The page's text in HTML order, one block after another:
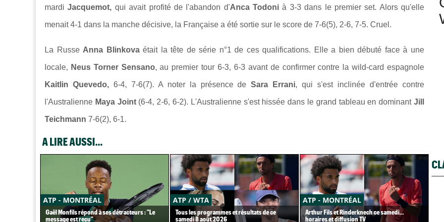
mardiJacquemot, qui avait profité de l'abandon d'Anca Todoni à 3-3 dans le premier set. Alors qu'elle
menait 4-1 dans la manche décisive, la Française a été sortie sur le score de 7-6(5), 2-6, 7-5. Cruel.
La Russe Anna Blinkovaétait la tête de série n°1 de ces qualifications. Elle a bien débuté face à une
locale, Neus Torner Sensano, au premier tour 6-3, 6-3 avant de confirmer contre la wild-card espagnole
Kaitlin Quevedo,6-4, 7-6(7). A noter la présence deSara Errani, qui s'est inclinée d'entrée contre
l'Australienne Maya Joint (6-4, 2-6, 6-2). L'Australienne s'est hissée dans le grand tableau en dominantJill
Teichmann 7-6(2), 6-1.
A LIRE AUSSI...
ATP - MONTRÉAL
Gaël Monfils répond à ses détracteurs : "Le
message est reçu"
ATP / WTA
Tous les programmes et résultats de ce
samedi 8 août 2026
ATP - MONTRÉAL
Arthur Fils et Rinderknech ce samedi...
horaires et diffusion TV